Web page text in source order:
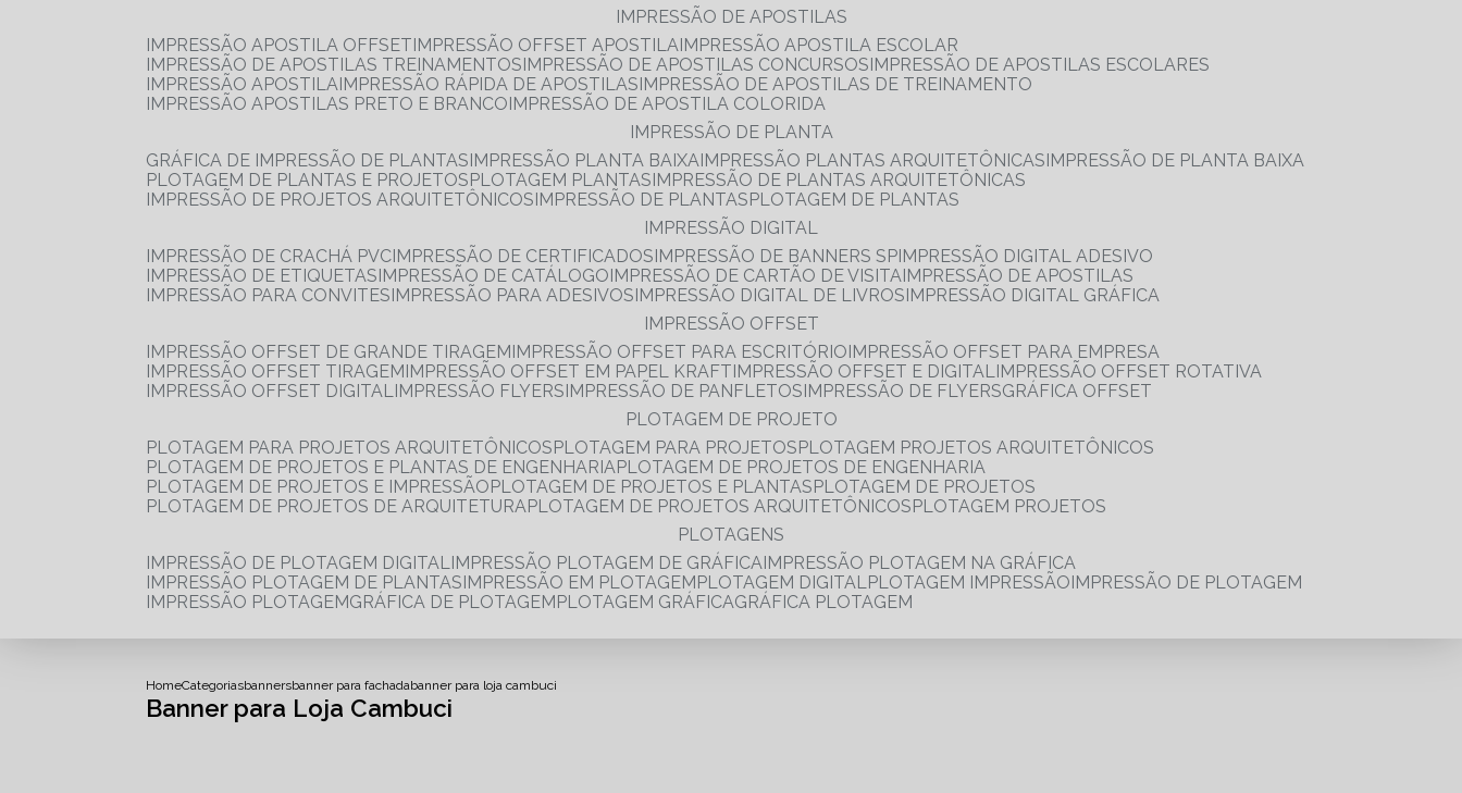
IMPRESSÃO DE APOSTILAS
IMPRESSÃO APOSTILA OFFSET IMPRESSÃO OFFSET APOSTILA IMPRESSÃO APOSTILA ESCOLAR
IMPRESSÃO DE APOSTILAS TREINAMENTOS IMPRESSÃO DE APOSTILAS CONCURSOS IMPRESSÃO DE APOSTILAS ESCOLARES
IMPRESSÃO APOSTILA IMPRESSÃO RÁPIDA DE APOSTILAS IMPRESSÃO DE APOSTILAS DE TREINAMENTO
IMPRESSÃO APOSTILAS PRETO E BRANCO IMPRESSÃO DE APOSTILA COLORIDA
IMPRESSÃO DE PLANTA
GRÁFICA DE IMPRESSÃO DE PLANTAS IMPRESSÃO PLANTA BAIXA IMPRESSÃO PLANTAS ARQUITETÔNICAS IMPRESSÃO DE PLANTA BAIXA
PLOTAGEM DE PLANTAS E PROJETOS
PLOTAGEM PLANTAS IMPRESSÃO DE PLANTAS ARQUITETÔNICAS
IMPRESSÃO DE PROJETOS ARQUITETÔNICOS IMPRESSÃO DE PLANTAS
PLOTAGEM DE PLANTAS
IMPRESSÃO DIGITAL
IMPRESSÃO DE CRACHÁ PVC IMPRESSÃO DE CERTIFICADOS IMPRESSÃO DE BANNERS SP IMPRESSÃO DIGITAL ADESIVO
IMPRESSÃO DE ETIQUETAS IMPRESSÃO DE CATÁLOGO IMPRESSÃO DE CARTÃO DE VISITA IMPRESSÃO DE APOSTILAS
IMPRESSÃO PARA CONVITES IMPRESSÃO PARA ADESIVOS IMPRESSÃO DIGITAL DE LIVROS IMPRESSÃO DIGITAL GRÁFICA
IMPRESSÃO OFFSET
IMPRESSÃO OFFSET DE GRANDE TIRAGEM IMPRESSÃO OFFSET PARA ESCRITÓRIO IMPRESSÃO OFFSET PARA EMPRESA
IMPRESSÃO OFFSET TIRAGEM IMPRESSÃO OFFSET EM PAPEL KRAFT IMPRESSÃO OFFSET E DIGITAL IMPRESSÃO OFFSET ROTATIVA
IMPRESSÃO OFFSET DIGITAL IMPRESSÃO FLYERS IMPRESSÃO DE PANFLETOS IMPRESSÃO DE FLYERS
GRÁFICA OFFSET
PLOTAGEM DE PROJETO
PLOTAGEM PARA PROJETOS ARQUITETÔNICOS
PLOTAGEM PARA PROJETOS
PLOTAGEM PROJETOS ARQUITETÔNICOS
PLOTAGEM DE PROJETOS E PLANTAS DE ENGENHARIA
PLOTAGEM DE PROJETOS DE ENGENHARIA
PLOTAGEM DE PROJETOS E IMPRESSÃO
PLOTAGEM DE PROJETOS E PLANTAS
PLOTAGEM DE PROJETOS
PLOTAGEM DE PROJETOS DE ARQUITETURA
PLOTAGEM DE PROJETOS ARQUITETÔNICOS
PLOTAGEM PROJETOS
PLOTAGENS
IMPRESSÃO DE PLOTAGEM DIGITAL IMPRESSÃO PLOTAGEM DE GRÁFICA IMPRESSÃO PLOTAGEM NA GRÁFICA
IMPRESSÃO PLOTAGEM DE PLANTAS IMPRESSÃO EM PLOTAGEM PLOTAGEM DIGITAL PLOTAGEM IMPRESSÃO IMPRESSÃO DE PLOTAGEM
IMPRESSÃO PLOTAGEM
GRÁFICA DE PLOTAGEM PLOTAGEM GRÁFICA GRÁFICA PLOTAGEM
HomeCategoriasbannersbanner para fachadabanner para loja cambuci
Banner para Loja Cambuci